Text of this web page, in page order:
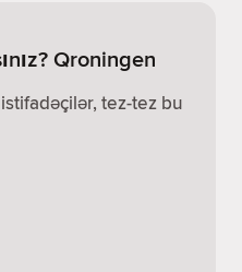
Qroningen
tez-tez bu